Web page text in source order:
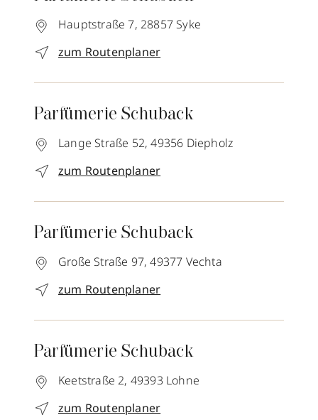
Hauptstraße 7, 28857 Syke
zum Routenplaner
Parfümerie Schuback
Lange Straße 52, 49356 Diepholz
zum Routenplaner
Parfümerie Schuback
Große Straße 97, 49377 Vechta
zum Routenplaner
Parfümerie Schuback
Keetstraße 2, 49393 Lohne
zum Routenplaner